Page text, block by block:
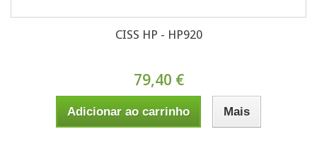
CISS HP - HP920
79,40 €
Adicionar ao carrinho Mais